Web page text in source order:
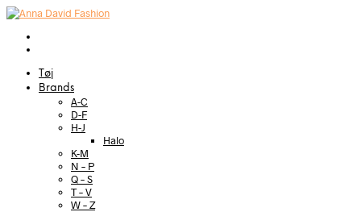
Tøj
Brands
A-C
D-F
H-J
Halo
K-M
N – P
Q – S
T – V
W – Z